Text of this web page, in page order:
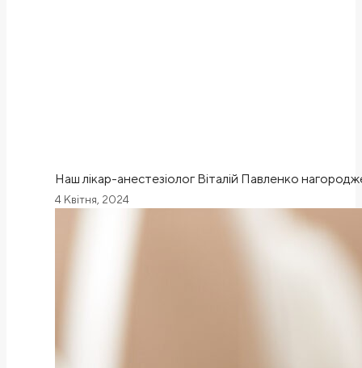
Наш лікар-анестезіолог Віталій Павленко
4 Квітня, 2024